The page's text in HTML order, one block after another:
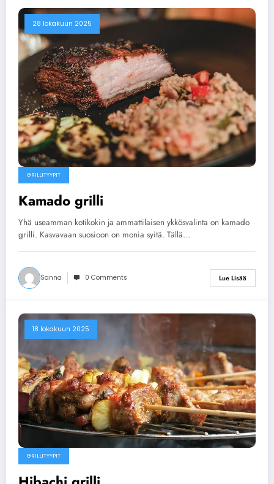
28 lokakuun 2025
GRILLITYYPIT
Kamado grilli
Yhä useamman kotikokin ja ammattilaisen ykkösvalinta on kamado
grilli. Kasvavaan suosioon on monia syitä. Tällä…
Sanna 0 Comments Lue Lisää
18 lokakuun 2025
GRILLITYYPIT